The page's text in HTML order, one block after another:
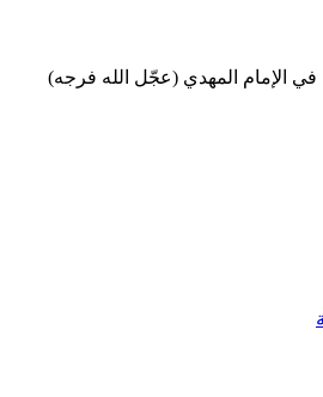
الإمام المهدي (عجّل الله فرجه)